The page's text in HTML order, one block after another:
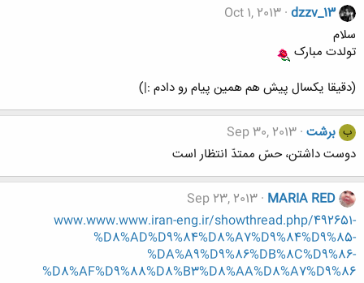
dzzv_13
Oct 1, 2013
سلام
تولدت مبارک
(دقیقا یکسال پیش هم همین پیام رو دادم :|)
ب برشت Sep 30, 2013
دوست داشتن، حسّ ممتدّ انتظار است
MARIA RED
Sep 23, 2013
www.www.www.iran-eng.ir/showthread.php/492651-
%D8%AD%D9%84%D8%A7%D9%84%D9%85-
%DA%A9%D9%86%DB%8C%D9%86-
%D8%AF%D9%88%D8%B3%D8%AA%D8%A7%D9%86